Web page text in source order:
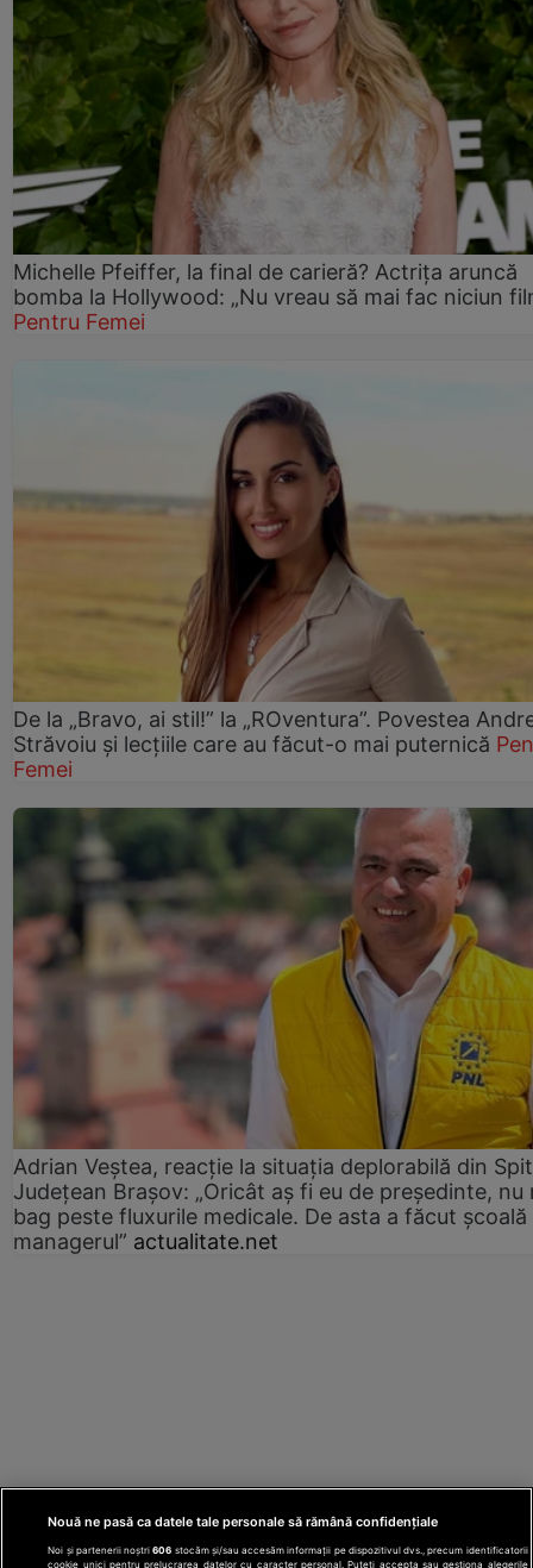
Michelle Pfeiffer, la final de carieră? Actrița aruncă
bomba la Hollywood: „Nu vreau să mai fac niciun
Pentru Femei
De la „Bravo, ai stil!” la „ROventura”. Povestea
Străvoiu și lecțiile care au făcut-o mai puternică
Femei
Adrian Veștea, reacție la situația deplorabilă din
Județean Brașov: „Oricât aș fi eu de președinte, nu
bag peste fluxurile medicale. De asta a făcut școală
managerul” actualitate.net
Nouă ne pasă ca datele tale personale să rămână confidențiale
Noi și partenerii noștri606 stocăm și/sau accesăm informații pe dispozitivul dvs., precum identificatorii
cookie unici pentru prelucrarea datelor cu caracter personal. Puteți accepta sau gestiona alegerile